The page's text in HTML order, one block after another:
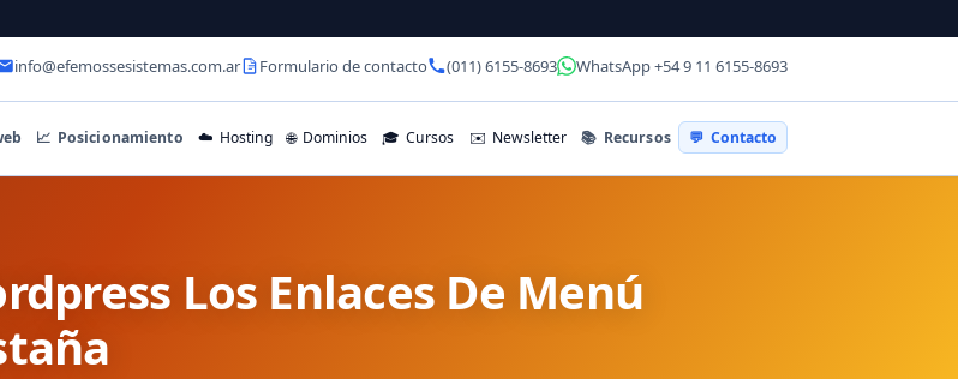
info@efemossesistemas.com.ar Formulario de contacto (011) 6155-8693 WhatsApp +54 9 11 6155-8693
📈 Posicionamiento ☁️ Hosting 🌐 Dominios 🎓 Cursos ✉️ Newsletter 📚 Recursos 💬 Contacto
Los Enlaces De Menú